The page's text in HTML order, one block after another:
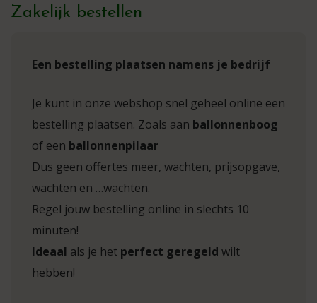
Zakelijk bestellen
Een bestelling plaatsen namens je bedrijf
Je kunt in onze webshop snel geheel online een
bestelling plaatsen. Zoals aan ballonnenboog
of een ballonnenpilaar
Dus geen offertes meer, wachten, prijsopgave,
wachten en …wachten.
Regel jouw bestelling online in slechts 10
minuten!
Ideaal als je het perfect geregeld wilt
hebben!